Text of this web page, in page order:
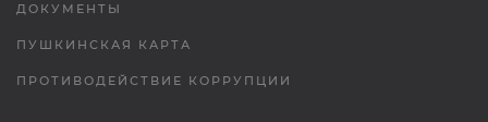
ДОКУМЕНТЫ
ПУШКИНСКАЯ КАРТА
ПРОТИВОДЕЙСТВИЕ КОРРУПЦИИ